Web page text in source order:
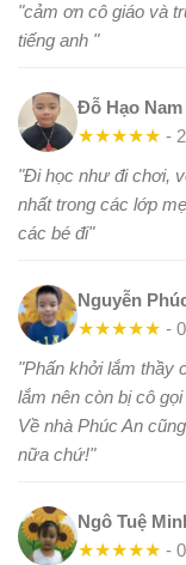
"cảm ơn cô giáo và
tiếng anh "
Đỗ Hạo Nam
★★★★★ -
"Đi học như đi chơi,
nhất trong các lớp
các bé đi"
Nguyễn
★★★★★ -
"Phấn khởi lắm thầy
lắm nên còn bị cô
Về nhà Phúc An
nữa chứ!"
Ngô Tuệ
★★★★★ -